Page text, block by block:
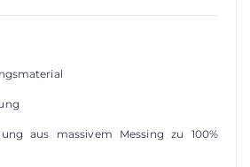
aus massivem Messing zu 100%